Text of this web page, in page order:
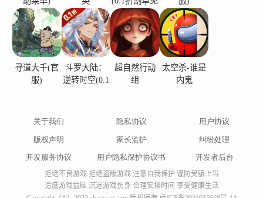
号。打扮你的车手，为他挑选一个明亮的头盔和一
套酷炫的西装。选择车架、保险杠、扰流板、踏脚
板、车头灯尺寸和其他车身部件。在全身进行涂鸦
或贴上贴纸。
特性
- 与其他玩家在最佳四轮摩托赛车中进行多人游戏
- 可以组装自己独特的全地形车和特殊发动机和动力
- 不同地点形式的大量内容
费版)
寻道大千(官
服)
斗罗大陆：
逆转时空(0.1
超自然行动
组
太空杀-谁是
内鬼
关于我们 隐私协议
用户协议
版权声明
家长监护
纠纷处理
开发服务协议
用户隐私保护协议书 开发者后台
拒绝不良游戏 拒绝盗版游戏 注意自我保护 谨防受骗上当
适度游戏益脑 沉迷游戏伤身 合理安排时间 享受健康生活